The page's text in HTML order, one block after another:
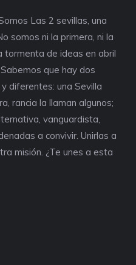
Las 2 sevillas, una
somos ni la primera, ni la
tormenta de ideas en abril
que hay dos
diferentes: una Sevilla
rancia la llaman algunos;
vanguardista,
a convivir. Unirlas a
misión. ¿Te unes a esta